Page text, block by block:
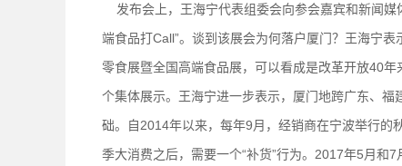
发布会上，王海宁代表组委会向参会嘉宾和新闻媒
端食品打Call”。谈到该展会为何落户厦门？王海宁
零食展暨全国高端食品展，可以看成是改革开放40
个集体展示。王海宁进一步表示，厦门地跨广东、
础。自2014年以来，每年9月，经销商在宁波举行的
季大消费之后，需要一个“补货”行为。2017年5月和